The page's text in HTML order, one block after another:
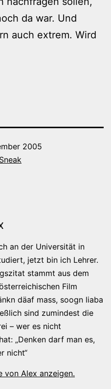
da war. Und
auch extrem. Wird
2005
an der Universität in
jetzt bin ich Lehrer.
stammt aus dem
Film
däaf mass, soogn liaba
sind zumindest die
– wer es nicht
„Denken darf man es,
nicht“
von Alex anzeigen.